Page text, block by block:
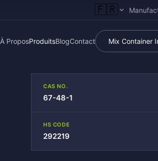
🇫🇷
À ProposProduitsBlogContact Mix Container
CAS NO.
67-48-1
HS CODE
292219